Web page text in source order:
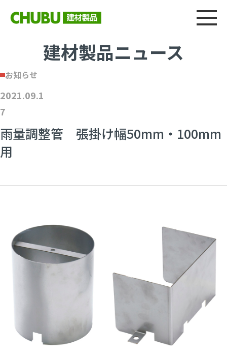
総合
建材製品ニュース
お知らせ
2021.09.1
7
雨量調整管 張掛け幅50mm・100mm
用